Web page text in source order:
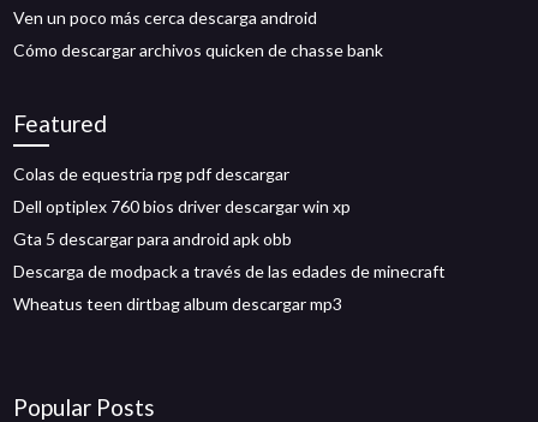
Ven un poco más cerca descarga android
Cómo descargar archivos quicken de chasse bank
Featured
Colas de equestria rpg pdf descargar
Dell optiplex 760 bios driver descargar win xp
Gta 5 descargar para android apk obb
Descarga de modpack a través de las edades de minecraft
Wheatus teen dirtbag album descargar mp3
Popular Posts